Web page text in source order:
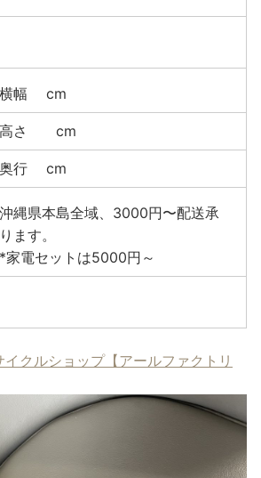
横幅 cm
高さ cm
奥行 cm
沖縄県本島全域、3000円〜配送承
ります。
*家電セットは5000円～
クルショップ【アールファクトリ